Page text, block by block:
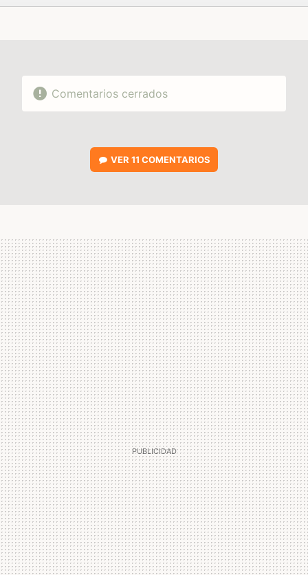
FACEBOOK
TWITTERFLIPBOARD
E-
WHATSAPP
Comentarios cerrados
VER11 COMENTARIOS